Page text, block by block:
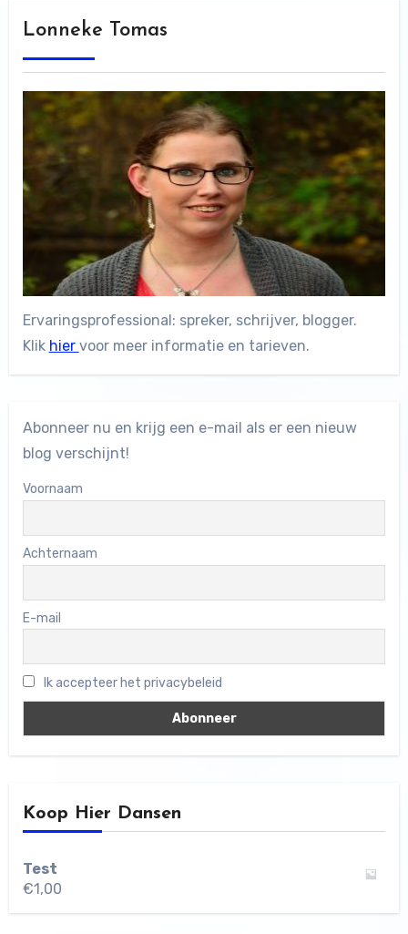
Lonneke Tomas
Ervaringsprofessional: spreker, schrijver, blogger.
Klik hier voor meer informatie en tarieven.
Abonneer nu en krijg een e-mail als er een nieuw
blog verschijnt!
Voornaam
Achternaam
E-mail
Ik accepteer het privacybeleid
Koop Hier Dansen
Test
€1,00